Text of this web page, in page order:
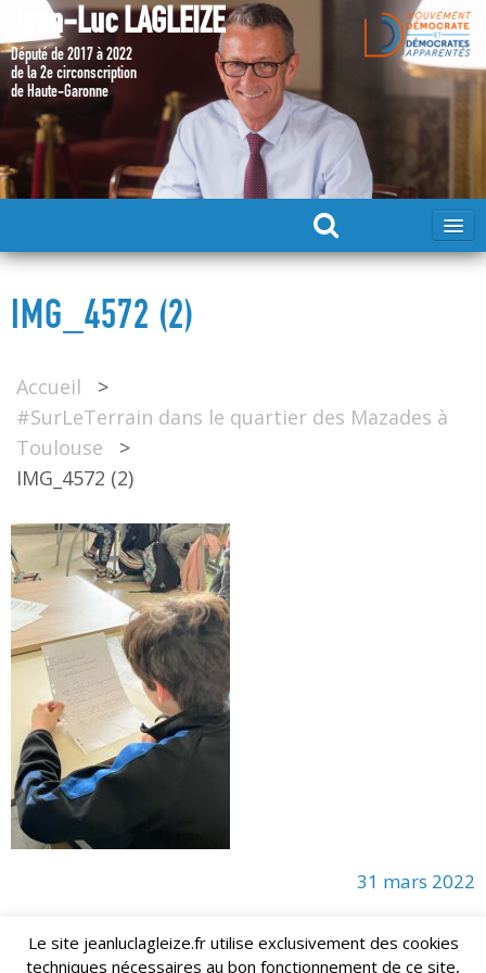
Jean-Luc LAGLEIZE
Député de 2017 à 2022
de la 2e circonscription
de Haute-Garonne
MA CANDIDATURE 2024
DÉPUTÉ 2017 – 2022
MES ACTIONS 2017 – 2022
IMG_4572 (2)
Accueil
>
#SurLeTerrain dans le quartier des Mazades à
Toulouse
>
IMG_4572 (2)
31 mars 2022
Le site jeanluclagleize.fr utilise exclusivement des cookies
techniques nécessaires au bon fonctionnement de ce site,